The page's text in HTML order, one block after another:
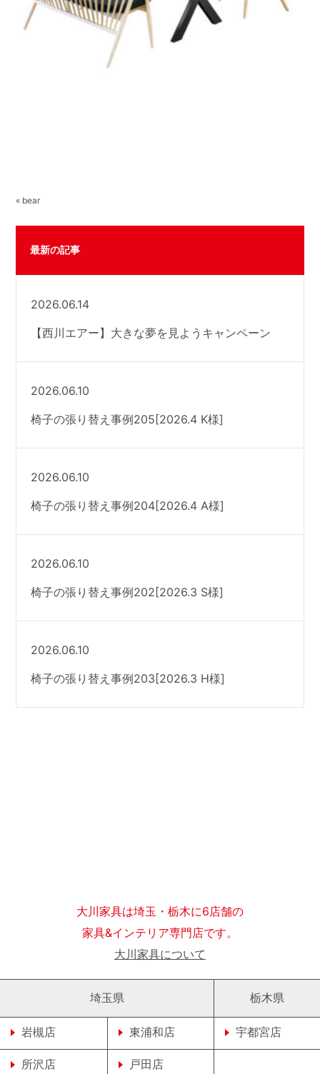
« bear
最新の記事
2026.06.14
【西川エアー】大きな夢を見ようキャンペーン
2026.06.10
椅子の張り替え事例205[2026.4 K様]
2026.06.10
椅子の張り替え事例204[2026.4 A様]
2026.06.10
椅子の張り替え事例202[2026.3 S様]
2026.06.10
椅子の張り替え事例203[2026.3 H様]
大川家具は埼玉・栃木に6店舗の
家具&インテリア専門店です。
大川家具について
埼玉県
岩槻店 東浦和店
所沢店 戸田店
栃木県
宇都宮店